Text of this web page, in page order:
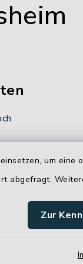
um
abgefragt.
Zur